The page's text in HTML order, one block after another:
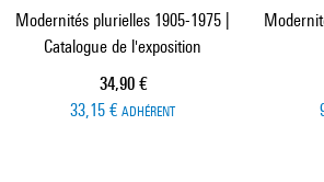
Modernités plurielles 1905-1975 |
Catalogue de l'exposition
Prix ​​actuel
34,90 €
33,15 € ADHÉRENT